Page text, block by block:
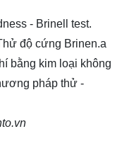
- Brinell test.
độ cứng Brinen.a
bằng kim loại không
pháp thử -